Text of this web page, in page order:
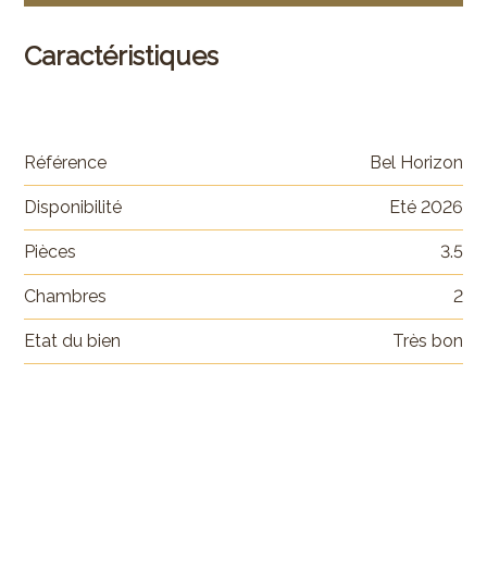
Caractéristiques
Référence Bel Horizon
Disponibilité Eté 2026
Pièces 3.5
Chambres 2
Etat du bien Très bon